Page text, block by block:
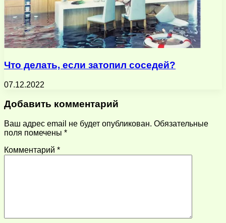
Что делать, если затопил соседей?
07.12.2022
Добавить комментарий
Ваш адрес email не будет опубликован. Обязательные
поля помечены *
Комментарий *